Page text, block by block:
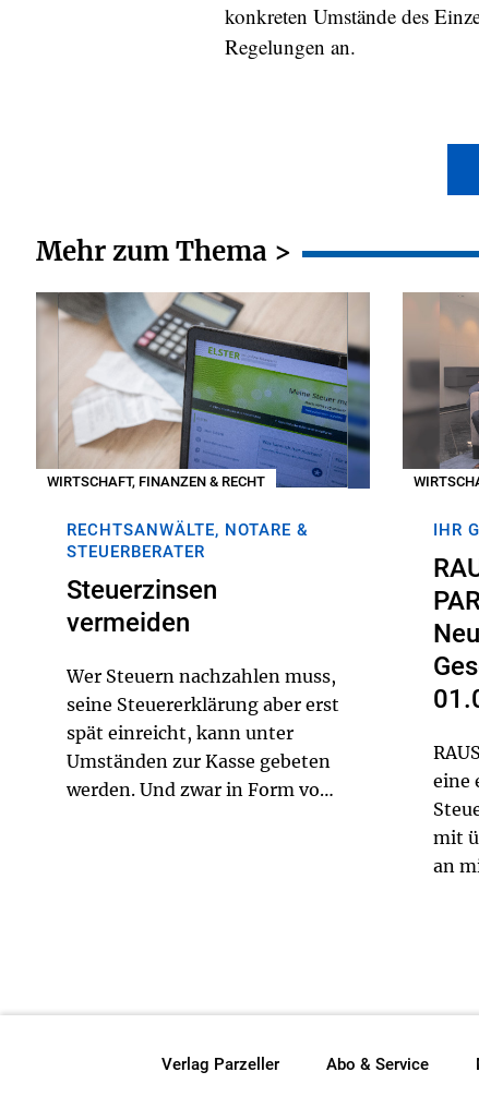
konkreten Umstände des
Regelungen an.
Mehr zum Thema >
WIRTSCHAFT, FINANZEN & RECHT
RECHTSANWÄLTE, NOTARE &
STEUERBERATER
Steuerzinsen
vermeiden
Wer Steuern nachzahlen muss,
seine Steuererklärung aber erst
spät einreicht, kann unter
Umständen zur Kasse gebeten
werden. Und zwar in Form von
IHR
eine
mit
an
Verlag Parzeller Abo & Service